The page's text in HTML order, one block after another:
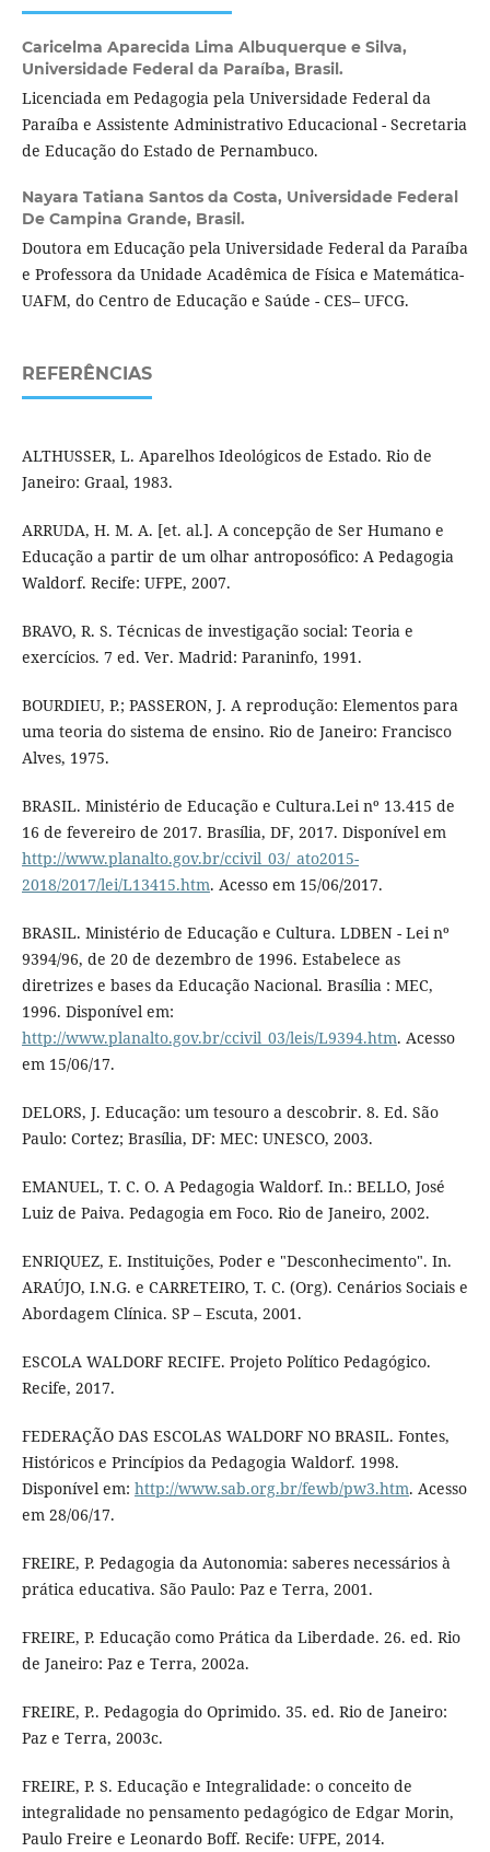
Caricelma Aparecida Lima Albuquerque e Silva,
Universidade Federal da Paraíba, Brasil.
Licenciada em Pedagogia pela Universidade Federal da
Paraíba e Assistente Administrativo Educacional - Secretaria
de Educação do Estado de Pernambuco.
Nayara Tatiana Santos da Costa, Universidade Federal
De Campina Grande, Brasil.
Doutora em Educação pela Universidade Federal da Paraíba
e Professora da Unidade Acadêmica de Física e Matemática-
UAFM, do Centro de Educação e Saúde - CES– UFCG.
REFERÊNCIAS
ALTHUSSER, L. Aparelhos Ideológicos de Estado. Rio de
Janeiro: Graal, 1983.
ARRUDA, H. M. A. [et. al.]. A concepção de Ser Humano e
Educação a partir de um olhar antroposófico: A Pedagogia
Waldorf. Recife: UFPE, 2007.
BRAVO, R. S. Técnicas de investigação social: Teoria e
exercícios. 7 ed. Ver. Madrid: Paraninfo, 1991.
BOURDIEU, P.; PASSERON, J. A reprodução: Elementos para
uma teoria do sistema de ensino. Rio de Janeiro: Francisco
Alves, 1975.
BRASIL. Ministério de Educação e Cultura.Lei nº 13.415 de
16 de fevereiro de 2017. Brasília, DF, 2017. Disponível em
http://www.planalto.gov.br/ccivil_03/_ato2015-
2018/2017/lei/L13415.htm. Acesso em 15/06/2017.
BRASIL. Ministério de Educação e Cultura. LDBEN - Lei nº
9394/96, de 20 de dezembro de 1996. Estabelece as
diretrizes e bases da Educação Nacional. Brasília : MEC,
1996. Disponível em:
http://www.planalto.gov.br/ccivil_03/leis/L9394.htm. Acesso
em 15/06/17.
DELORS, J. Educação: um tesouro a descobrir. 8. Ed. São
Paulo: Cortez; Brasília, DF: MEC: UNESCO, 2003.
EMANUEL, T. C. O. A Pedagogia Waldorf. In.: BELLO, José
Luiz de Paiva. Pedagogia em Foco. Rio de Janeiro, 2002.
ENRIQUEZ, E. Instituições, Poder e "Desconhecimento". In.
ARAÚJO, I.N.G. e CARRETEIRO, T. C. (Org). Cenários Sociais e
Abordagem Clínica. SP – Escuta, 2001.
ESCOLA WALDORF RECIFE. Projeto Político Pedagógico.
Recife, 2017.
FEDERAÇÃO DAS ESCOLAS WALDORF NO BRASIL. Fontes,
Históricos e Princípios da Pedagogia Waldorf. 1998.
Disponível em: http://www.sab.org.br/fewb/pw3.htm. Acesso
em 28/06/17.
FREIRE, P. Pedagogia da Autonomia: saberes necessários à
prática educativa. São Paulo: Paz e Terra, 2001.
FREIRE, P. Educação como Prática da Liberdade. 26. ed. Rio
de Janeiro: Paz e Terra, 2002a.
FREIRE, P.. Pedagogia do Oprimido. 35. ed. Rio de Janeiro:
Paz e Terra, 2003c.
FREIRE, P. S. Educação e Integralidade: o conceito de
integralidade no pensamento pedagógico de Edgar Morin,
Paulo Freire e Leonardo Boff. Recife: UFPE, 2014.